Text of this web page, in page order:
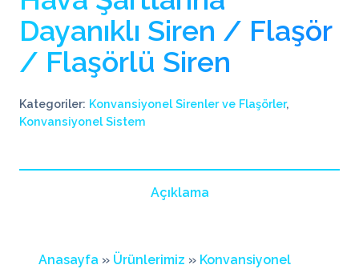
Dayanıklı Siren / Flaşör
/ Flaşörlü Siren
Kategoriler: Konvansiyonel Sirenler ve Flaşörler,
Konvansiyonel Sistem
Açıklama
Anasayfa » Ürünlerimiz » Konvansiyonel